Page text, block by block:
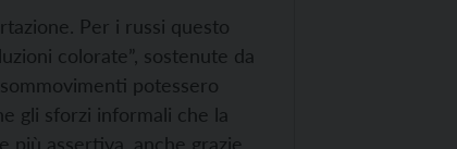
Per i russi questo
colorate”, sostenute da
potessero
gli sforzi informali che la
più assertiva, anche grazie